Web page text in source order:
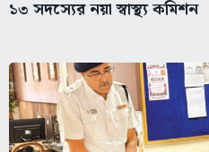
১৩ সদস্যের নয়া স্বাস্থ্য কমিশন